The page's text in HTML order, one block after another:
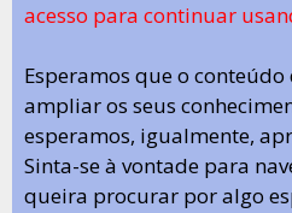
acesso para continuar
Esperamos que o
ampliar os seus
esperamos, igualmente,
Sinta-se à vontade para
queira procurar por algo